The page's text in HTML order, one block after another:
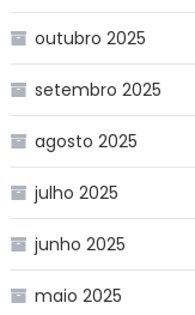
outubro 2025
setembro 2025
agosto 2025
julho 2025
junho 2025
maio 2025